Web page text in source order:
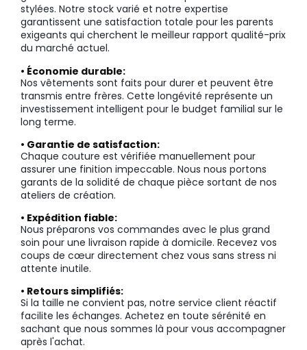
stylées. Notre stock varié et notre expertise
garantissent une satisfaction totale pour les parents
exigeants qui cherchent le meilleur rapport qualité-prix
du marché actuel.
• Économie durable:
Nos vêtements sont faits pour durer et peuvent être
transmis entre frères. Cette longévité représente un
investissement intelligent pour le budget familial sur le
long terme.
• Garantie de satisfaction:
Chaque couture est vérifiée manuellement pour
assurer une finition impeccable. Nous nous portons
garants de la solidité de chaque pièce sortant de nos
ateliers de création.
• Expédition fiable:
Nous préparons vos commandes avec le plus grand
soin pour une livraison rapide à domicile. Recevez vos
coups de cœur directement chez vous sans stress ni
attente inutile.
• Retours simplifiés:
Si la taille ne convient pas, notre service client réactif
facilite les échanges. Achetez en toute sérénité en
sachant que nous sommes là pour vous accompagner
après l'achat.